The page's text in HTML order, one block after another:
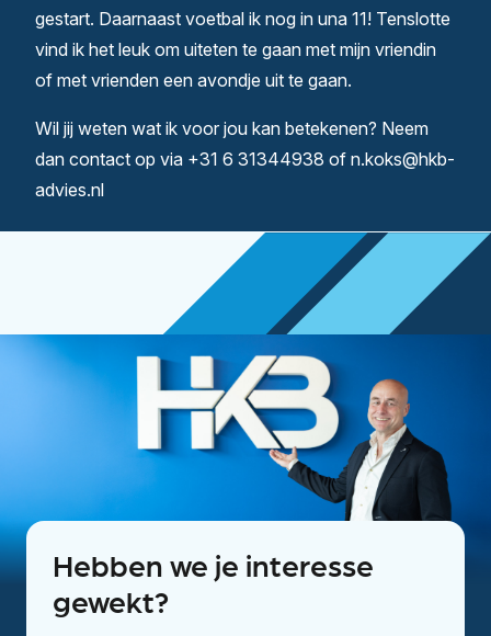
gestart. Daarnaast voetbal ik nog in una 11! Tenslotte
vind ik het leuk om uiteten te gaan met mijn vriendin
of met vrienden een avondje uit te gaan.
Wil jij weten wat ik voor jou kan betekenen? Neem
dan contact op via +31 6 31344938 of n.koks@hkb-
advies.nl
Hebben we je interesse
gewekt?